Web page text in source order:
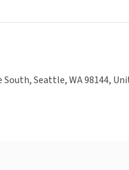
South, Seattle, WA 98144,